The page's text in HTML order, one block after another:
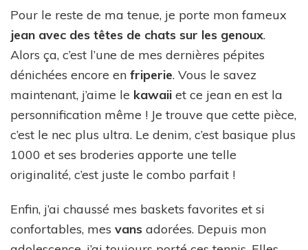
Pour le reste de ma tenue, je porte mon fameux
jean avec des têtes de chats sur les genoux.
Alors ça, c’est l’une de mes dernières pépites
dénichées encore en friperie. Vous le savez
maintenant, j’aime le kawaii et ce jean en est la
personnification même ! Je trouve que cette pièce,
c’est le nec plus ultra. Le denim, c’est basique plus
1000 et ses broderies apporte une telle
originalité, c’est juste le combo parfait !
Enfin, j’ai chaussé mes baskets favorites et si
confortables, mes vans adorées. Depuis mon